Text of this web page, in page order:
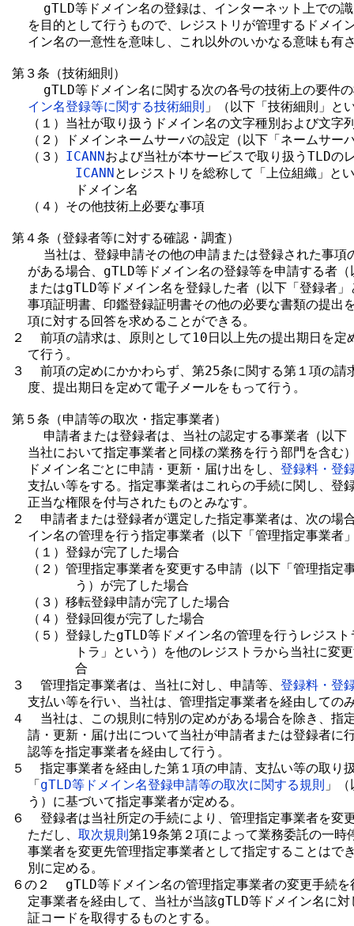
gTLD等ドメイン名の登録は、インターネット上での
を目的として行うもので、レジストリが管理するドメイ
イン名の一意性を意味し、これ以外のいかなる意味も有
第３条（技術細則）
gTLD等ドメイン名に関する次の各号の技術上の要件
イン名登録等に関する技術細則 」（以下「技術細則」と
（１）当社が取り扱うドメイン名の文字種別および文字
（２）ドメインネームサーバの設定（以下「ネームサー
  （３）
ICANNおよび当社が本サービスで取り扱うTLDの
ICANNとレジストリを総称して「上位組織」と
        ドメイン名
  （４）その他技術上必要な事項
第４条（登録者等に対する確認・調査）
当社は、登録申請その他の申請または登録された事項
がある場合、gTLD等ドメイン名の登録等を申請する者（
またはgTLD等ドメイン名を登録した者（以下「登録者」
事項証明書、印鑑登録証明書その他の必要な書類の提出
  項に対する回答を求めることができる。
２  前項の請求は、原則として10日以上先の提出期日を定
  て行う。
３  前項の定めにかかわらず、第25条に関する第１項の請
  度、提出期日を定めて電子メールをもって行う。
第５条（申請等の取次・指定事業者）
申請者または登録者は、当社の認定する事業者（以下
当社において指定事業者と同様の業務を行う部門を含む
  ドメイン名ごとに申請・更新・届け出をし、
登録料・登
支払い等をする。指定事業者はこれらの手続に関し、登
  正当な権限を付与されたものとみなす。
２  申請者または登録者が選定した指定事業者は、次の場
イン名の管理を行う指定事業者（以下「管理指定事業者
  （１）登録が完了した場合
（２）管理指定事業者を変更する申請（以下「管理指定
        う）が完了した場合
  （３）移転登録申請が完了した場合
  （４）登録回復が完了した場合
（５）登録したgTLD等ドメイン名の管理を行うレジスト
トラ」という）を他のレジストラから当社に変
        合
３  管理指定事業者は、当社に対し、申請等、 登録料・登
支払い等を行い、当社は、管理指定事業者を経由しての
４  当社は、この規則に特別の定めがある場合を除き、指
請・更新・届け出について当社が申請者または登録者に
  認等を指定事業者を経由して行う。
５  指定事業者を経由した第１項の申請、支払い等の取り
  「
gTLD等ドメイン名登録申請等の取次に関する規則 」
  う）に基づいて指定事業者が定める。
６  登録者は当社所定の手続により、管理指定事業者を変
  ただし、
取次規則第19条第２項によって業務委託の一時
事業者を変更先管理指定事業者として指定することはで
  別に定める。
６の２  gTLD等ドメイン名の管理指定事業者の変更手続を
定事業者を経由して、当社が当該gTLD等ドメイン名に対
  証コードを取得するものとする。